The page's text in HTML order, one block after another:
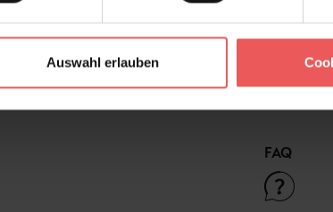
Auswahl erlauben
Kollektion:
ARTISAN
Material:
Mica, Vlies
FAQ